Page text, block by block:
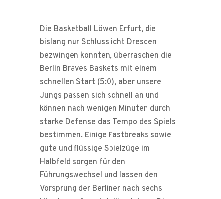
Die Basketball Löwen Erfurt, die
bislang nur Schlusslicht Dresden
bezwingen konnten, überraschen die
Berlin Braves Baskets mit einem
schnellen Start (5:0), aber unsere
Jungs passen sich schnell an und
können nach wenigen Minuten durch
starke Defense das Tempo des Spiels
bestimmen. Einige Fastbreaks sowie
gute und flüssige Spielzüge im
Halbfeld sorgen für den
Führungswechsel und lassen den
Vorsprung der Berliner nach sechs